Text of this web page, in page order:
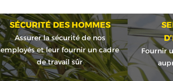
SÉCURITÉ DES HOMMES
Assurer la sécurité de nos
employés et leur fournir un cadre
de travail sûr
Fournir